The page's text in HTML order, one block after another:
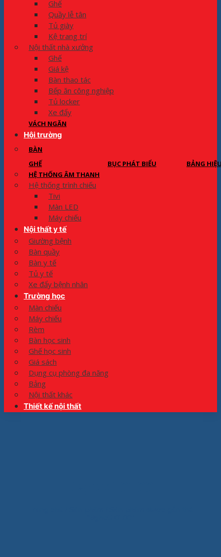
Ghế
Quầy lễ tân
Tủ giày
Kệ trang trí
Nội thất nhà xưởng
Ghế
Giá kệ
Bàn thao tác
Bếp ăn công nghiệp
Tủ locker
Xe đẩy
VÁCH NGĂN
Hội trường
BÀN
GHẾ
BỤC PHÁT BIỂU
BẢNG
HỆ THỐNG ÂM THANH
Hệ thống trình chiếu
Tivi
Màn LED
Máy chiếu
Nội thất y tế
Giường bệnh
Bàn quầy
Bàn y tế
Tủ y tế
Xe đẩy bệnh nhân
Trường học
Màn chiếu
Máy chiếu
Rèm
Bàn học sinh
Ghế học sinh
Giá sách
Dụng cụ phòng đa năng
Bảng
Nội thất khác
Thiết kế nội thất